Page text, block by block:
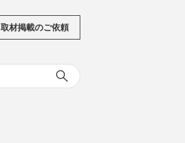
取材掲載のご依頼